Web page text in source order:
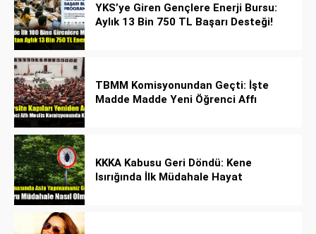
YKS’ye Giren Gençlere Enerji Bursu:
Aylık 13 Bin 750 TL Başarı Desteği!
TBMM Komisyonundan Geçti: İşte
Madde Madde Yeni Öğrenci Affı
KKKA Kabusu Geri Döndü: Kene
Isırığında İlk Müdahale Hayat